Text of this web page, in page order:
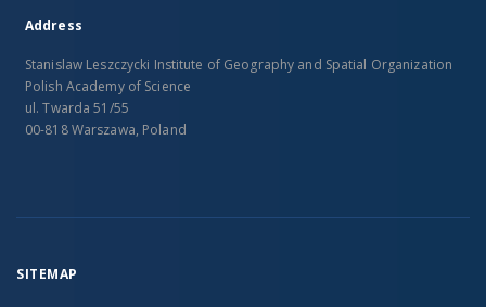
Address
Stanislaw Leszczycki Institute of Geography and Spatial Organization
Polish Academy of Science
ul. Twarda 51/55
00-818 Warszawa, Poland
SITEMAP